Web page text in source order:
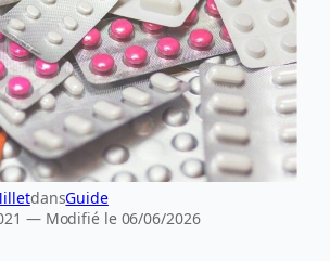
dansGuide
— Modifié le 06/06/2026